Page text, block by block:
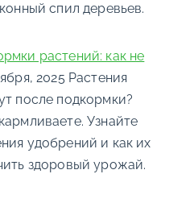
спил деревьев.
растений: как не
2025 Растения
после подкормки?
Узнайте
удобрений и как их
здоровый урожай.